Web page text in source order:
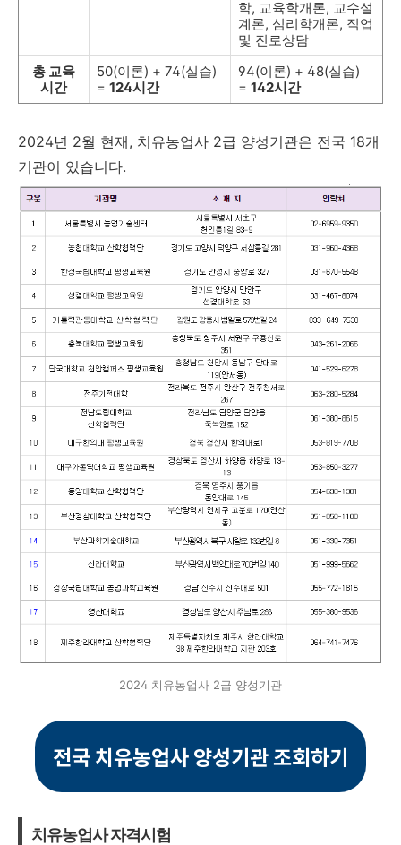
학, 교육학개론, 교수설
계론, 심리학개론, 직업
및 진로상담
총 교육
시간
50(이론) + 74(실습)
= 124시간
94(이론) + 48(실습)
= 142시간
2024년 2월 현재, 치유농업사 2급 양성기관은 전국 18개
기관이 있습니다.
2024 치유농업사 2급 양성기관
전국 치유농업사 양성기관 조회하기
치유농업사 자격시험